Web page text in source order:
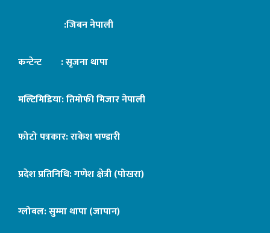
:जिबन नेपाली
कन्टेन्ट : सृजना थापा
मल्टिमिडिया: तिमोफी मिजार नेपाली
फोटो पत्रकार: राकेश भण्डारी
प्रदेश प्रतिनिधि: गणेश क्षेत्री (पोखरा)
ग्लोबल: सुम्मा थापा (जापान)